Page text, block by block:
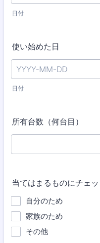
日付
使い始めた日
日付
所有台数（何台目）
当てはまるものにチェ
自分のため
家族のため
その他